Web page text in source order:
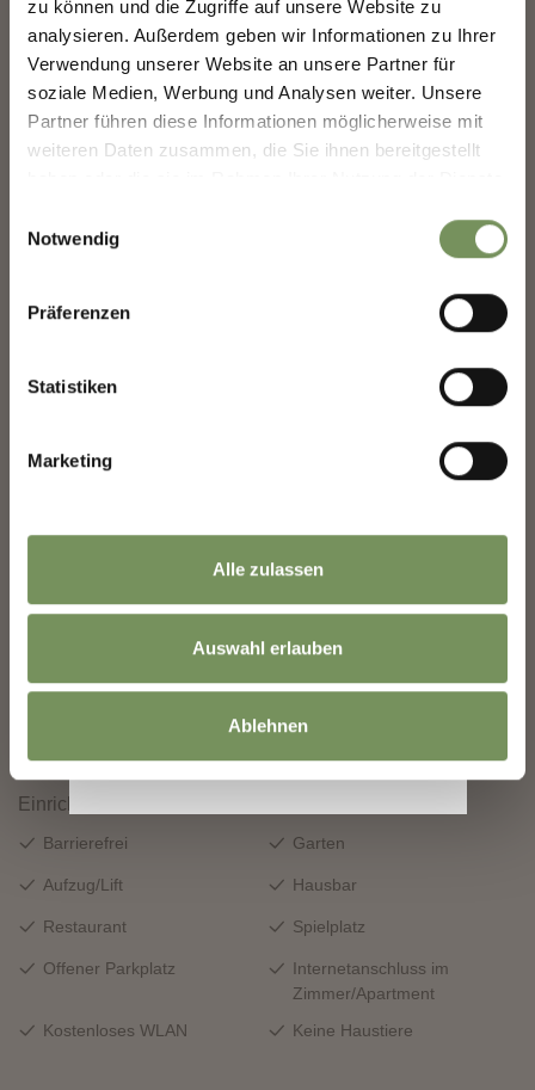
zu können und die Zugriffe auf unsere Website zu
analysieren. Außerdem geben wir Informationen zu Ihrer
Verwendung unserer Website an unsere Partner für
soziale Medien, Werbung und Analysen weiter. Unsere
Partner führen diese Informationen möglicherweise mit
weiteren Daten zusammen, die Sie ihnen bereitgestellt
Notwendig
Präferenzen
Statistiken
Marketing
Alle zulassen
Auswahl erlauben
Ablehnen
MERANS ZUKUNFT GESTALTEN —
GEMEINSAM.
Deine Meinung zählt. Scannen, teilen, bewegen.